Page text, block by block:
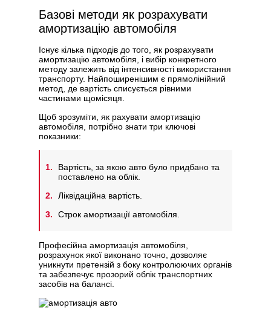
Базові методи як розрахувати
амортизацію автомобіля
Існує кілька підходів до того, як розрахувати
амортизацію автомобіля, і вибір конкретного
методу залежить від інтенсивності використання
транспорту. Найпоширенішим є прямолінійний
метод, де вартість списується рівними
частинами щомісяця.
Щоб зрозуміти, як рахувати амортизацію
автомобіля, потрібно знати три ключові
показники:
Вартість, за якою авто було придбано та
поставлено на облік.
Ліквідаційна вартість.
Строк амортизації автомобіля.
Професійна амортизація автомобіля,
розрахунок якої виконано точно, дозволяє
уникнути претензій з боку контролюючих органів
та забезпечує прозорий облік транспортних
засобів на балансі.